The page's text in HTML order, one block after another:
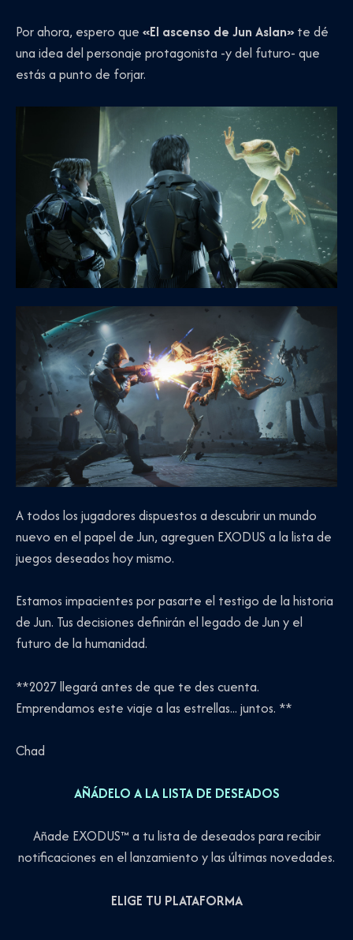
Por ahora, espero que «El ascenso de Jun Aslan»te dé
una idea del personaje protagonista -y del futuro- que
estás a punto de forjar.
A todos los jugadores dispuestos a descubrir un mundo
nuevo en el papel de Jun, agreguen EXODUS a la lista de
juegos deseados hoy mismo.
Estamos impacientes por pasarte el testigo de la historia
de Jun. Tus decisiones definirán el legado de Jun y el
futuro de la humanidad.
**2027 llegará antes de que te des cuenta.
Emprendamos este viaje a las estrellas... juntos. **
Chad
AÑÁDELO A LA LISTA DE DESEADOS
Añade EXODUS™ a tu lista de deseados para recibir
notificaciones en el lanzamiento y las últimas novedades.
ELIGE TU PLATAFORMA